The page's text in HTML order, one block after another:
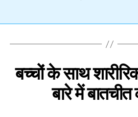
बच्चों के साथ
बारे में